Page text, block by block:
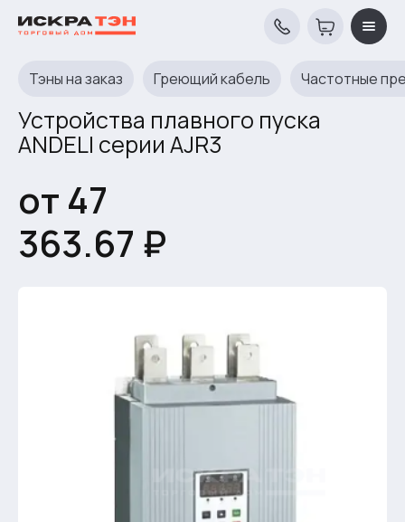
Тэны на заказ Греющий кабель Частотные
Устройства плавного пуска
ANDELI серии AJR3
от 47
363.67 ₽